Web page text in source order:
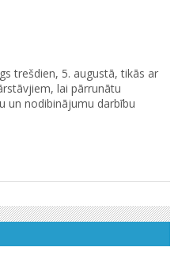
trešdien, 5. augustā, tikās ar
lai pārrunātu
un nodibinājumu darbību